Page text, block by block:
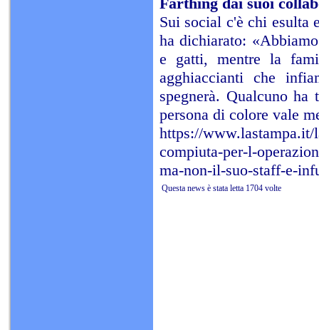
Sui social c'è chi esulta
ha dichiarato:
e gatti, mentre la
agghiaccianti che
spegnerà. Qualcuno
persona di colore vale
https://www.lastampa.it/
compiuta-per-l-
ma-non-il-suo-staff-e-
Questa news è stata letta 1704 volte